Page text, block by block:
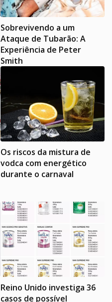
Sobrevivendo a um
Ataque de Tubarão: A
Experiência de Peter
Smith
Os riscos da mistura de
vodca com energético
durante o carnaval
Reino Unido investiga 36
casos de possível